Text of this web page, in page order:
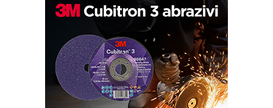
Bezbednost na prvom mestu!
IB BLUMENAUER - više od 40 godina
poverenja u industriji
RMQ-TITAN ADVANCED INDICATOR
– Pametna signalizacija za efikasnije
upravljanje mašinama
Sigurnije ispitivanje transformatora u
solarnim elektranama i vetroparkovima